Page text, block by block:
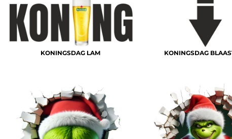
KONINGSDAG LAM KONINGSDAG